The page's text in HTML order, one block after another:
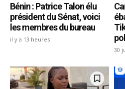
Bénin : Patrice Talon élu
président du Sénat, voici
les membres du bureau
il y a 13 heures
30